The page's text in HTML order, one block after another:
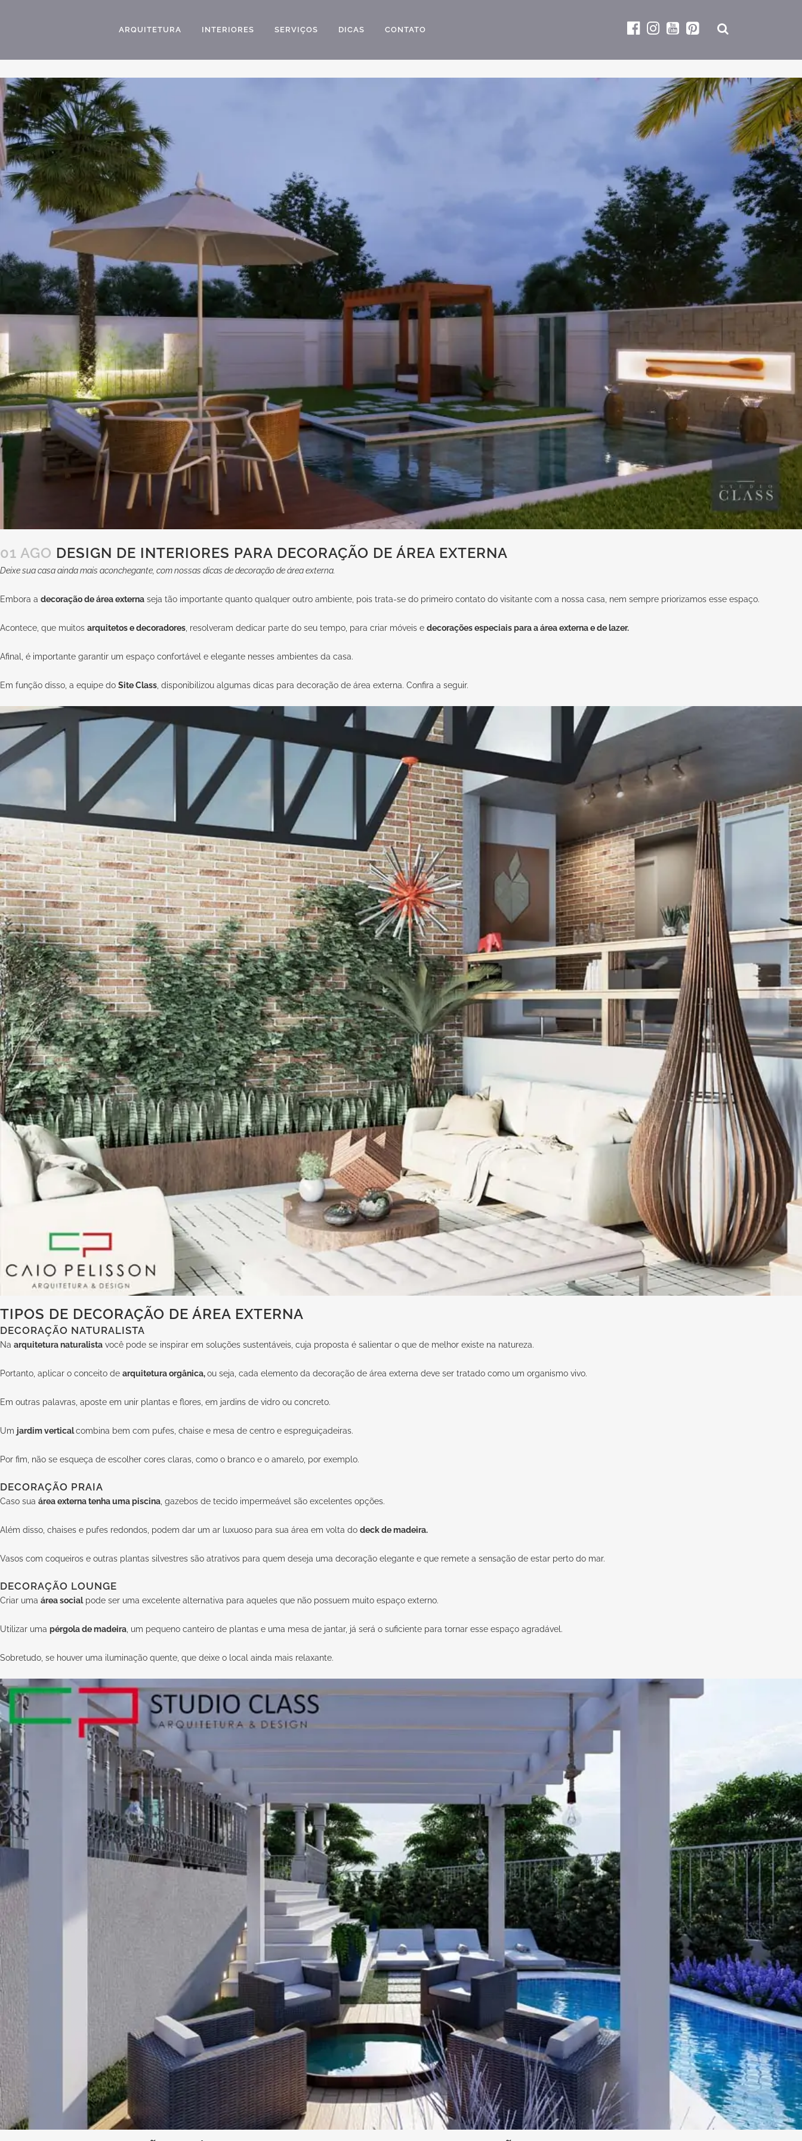
ARQUITETURA INTERIORES SERVIÇOS DICAS CONTATO
01 AGO DESIGN DE INTERIORES PARA DECORAÇÃO DE ÁREA EXTERNA
Deixe sua casa ainda mais aconchegante, com nossas dicas de decoração de área externa.
Embora a decoração de área externa seja tão importante quanto qualquer outro ambiente, pois trata-se do primeiro contato do visitante com a nossa casa, nem sempre priorizamos esse espaço.
Acontece, que muitos arquitetos e decoradores , resolveram dedicar parte do seu tempo, para criar móveis e decorações especiais para a área externa e de lazer.
Afinal, é importante garantir um espaço confortável e elegante nesses ambientes da casa.
Em função disso, a equipe do Site Class , disponibilizou algumas dicas para decoração de área externa. Confira a seguir.
TIPOS DE DECORAÇÃO DE ÁREA EXTERNA
DECORAÇÃO NATURALISTA
Na arquitetura naturalista você pode se inspirar em soluções sustentáveis, cuja proposta é salientar o que de melhor existe na natureza.
Portanto, aplicar o conceito de arquitetura orgânica,ou seja, cada elemento da decoração de área externa deve ser tratado como um organismo vivo.
Em outras palavras, aposte em unir plantas e flores, em jardins de vidro ou concreto.
Um jardim verticalcombina bem com pufes, chaise e mesa de centro e espreguiçadeiras.
Por fim, não se esqueça de escolher cores claras, como o branco e o amarelo, por exemplo.
DECORAÇÃO PRAIA
Caso sua área externa tenha uma piscina , gazebos de tecido impermeável são excelentes opções.
Além disso, chaises e pufes redondos, podem dar um ar luxuoso para sua área em volta do deck de madeira.
Vasos com coqueiros e outras plantas silvestres são atrativos para quem deseja uma decoração elegante e que remete a sensação de estar perto do mar.
DECORAÇÃO LOUNGE
Criar uma área socialpode ser uma excelente alternativa para aqueles que não possuem muito espaço externo.
Utilizar uma pérgola de madeira , um pequeno canteiro de plantas e uma mesa de jantar, já será o suficiente para tornar esse espaço agradável.
Sobretudo, se houver uma iluminação quente, que deixe o local ainda mais relaxante.